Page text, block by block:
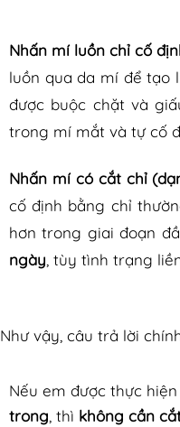
Nhấn mí luồn chỉ cố
luồn qua da mí để tạo
được buộc chặt và
trong mí mắt và tự cố
Nhấn mí có cắt chỉ
cố định bằng chỉ
hơn trong giai đoạn
ngày , tùy tình trạng
Như vậy, câu trả lời
Nếu em được thực
trong, thì không cần